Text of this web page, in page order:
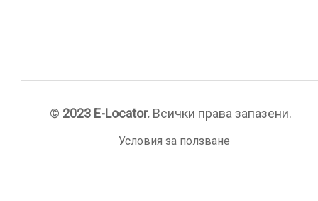
© 2023 E-Locator.Всички права запазени.
Условия за ползване